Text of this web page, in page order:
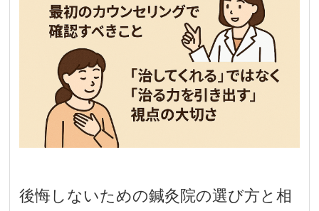
後悔しないための鍼灸院の選び方と相